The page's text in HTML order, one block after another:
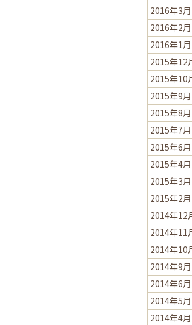
2016年3月
2016年2月
2016年1月
2015年12
2015年10
2015年9月
2015年8月
2015年7月
2015年6月
2015年4月
2015年3月
2015年2月
2014年12
2014年11
2014年10
2014年9月
2014年6月
2014年5月
2014年4月